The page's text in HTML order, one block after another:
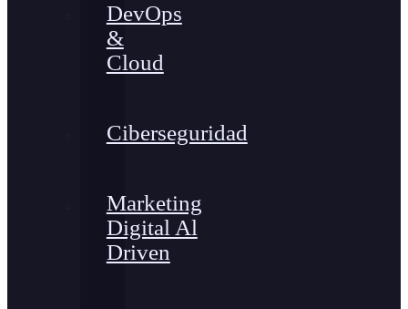
DevOps
&
Cloud
Ciberseguridad
Marketing
Digital Al
Driven